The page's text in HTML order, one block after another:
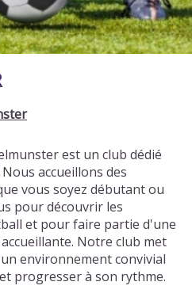
est un club dédié
accueillons des
vous soyez débutant ou
pour découvrir les
et pour faire partie d'une
Notre club met
environnement convivial
progresser à son rythme.